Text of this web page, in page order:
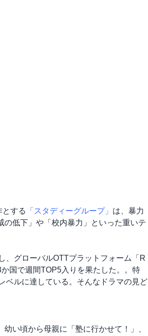
する 「スタディーグループ」 は、暴力
低下」や「校内暴力」といった重いテ
、グローバルOTTプラットフォーム「R
国で週間TOP5入りを果たした。。特
ベルに達している。そんなドラマの見ど
い頃から母親に「塾に行かせて！」、